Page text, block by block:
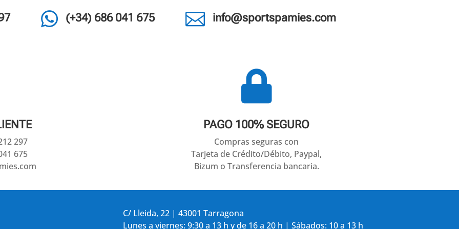
 (+34) 686 041 675  info@sportspamies.com
297
675

PAGO 100% SEGURO
Compras seguras con
Tarjeta de Crédito/Débito, Paypal,
Bizum o Transferencia bancaria.
C/ Lleida, 22 | 43001 Tarragona
Lunes a viernes: 9:30 a 13 h y de 16 a 20 h | Sábados: 10 a 13 h